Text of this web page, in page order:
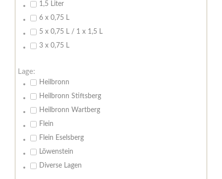
1,5 Liter
6 x 0,75 L
5 x 0,75 L / 1 x 1,5 L
3 x 0,75 L
Lage:
Heilbronn
Heilbronn Stiftsberg
Heilbronn Wartberg
Flein
Flein Eselsberg
Löwenstein
Diverse Lagen